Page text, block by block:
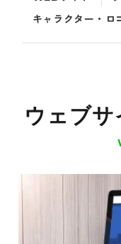
キャラクター・ロ
ウェブサ